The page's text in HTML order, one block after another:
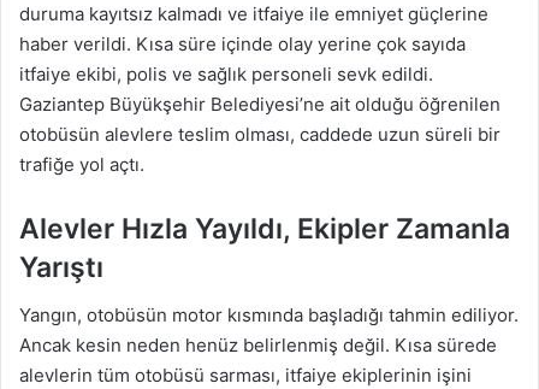
duruma kayıtsız kalmadı ve itfaiye ile emniyet güçlerine
haber verildi. Kısa süre içinde olay yerine çok sayıda
itfaiye ekibi, polis ve sağlık personeli sevk edildi.
Gaziantep Büyükşehir Belediyesi’ne ait olduğu öğrenilen
otobüsün alevlere teslim olması, caddede uzun süreli bir
trafiğe yol açtı.
Alevler Hızla Yayıldı, Ekipler Zamanla
Yarıştı
Yangın, otobüsün motor kısmında başladığı tahmin ediliyor.
Ancak kesin neden henüz belirlenmiş değil. Kısa sürede
alevlerin tüm otobüsü sarması, itfaiye ekiplerinin işini